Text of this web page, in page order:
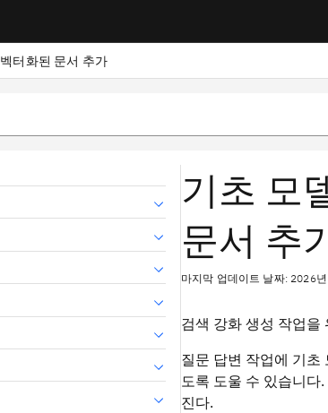
벡터화된 문서 추가
기초 모
문서 추
마지막 업데이트 날짜: 2026
검색 강화 생성 작업을
질문 답변 작업에 기초
도록 도울 수 있습니다
진다.